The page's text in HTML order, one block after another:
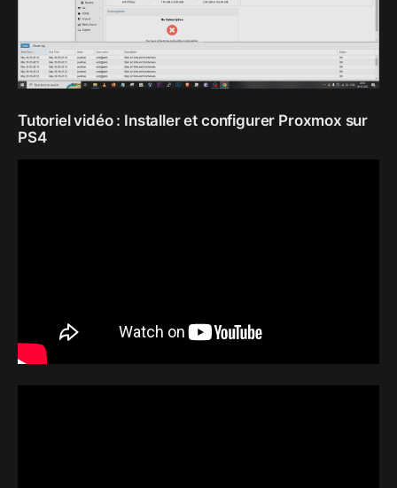
Tutoriel vidéo : Installer et configurer Proxmox sur
PS4